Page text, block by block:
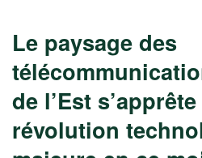
Le paysage des
de l’Est
révolution